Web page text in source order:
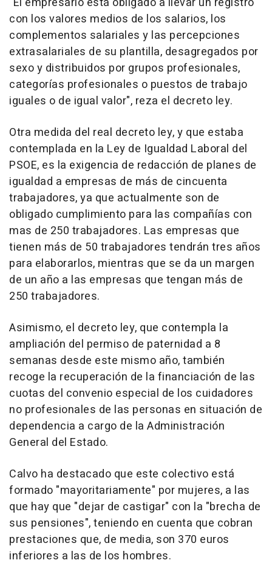
con los valores medios de los salarios, los
complementos salariales y las percepciones
extrasalariales de su plantilla, desagregados por
sexo y distribuidos por grupos profesionales,
categorías profesionales o puestos de trabajo
iguales o de igual valor", reza el decreto ley.
Otra medida del real decreto ley, y que estaba
contemplada en la Ley de Igualdad Laboral del
PSOE, es la exigencia de redacción de planes de
igualdad a empresas de más de cincuenta
trabajadores, ya que actualmente son de
obligado cumplimiento para las compañías con
mas de 250 trabajadores. Las empresas que
tienen más de 50 trabajadores tendrán tres años
para elaborarlos, mientras que se da un margen
de un año a las empresas que tengan más de
250 trabajadores.
Asimismo, el decreto ley, que contempla la
ampliación del permiso de paternidad a 8
semanas desde este mismo año, también
recoge la recuperación de la financiación de las
cuotas del convenio especial de los cuidadores
no profesionales de las personas en situación de
dependencia a cargo de la Administración
General del Estado.
Calvo ha destacado que este colectivo está
formado "mayoritariamente" por mujeres, a las
que hay que "dejar de castigar" con la "brecha de
sus pensiones", teniendo en cuenta que cobran
prestaciones que, de media, son 370 euros
inferiores a las de los hombres.